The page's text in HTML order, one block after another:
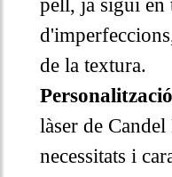
pell, ja sigui en
de la textura.
Personalització
làser de
necessitats i